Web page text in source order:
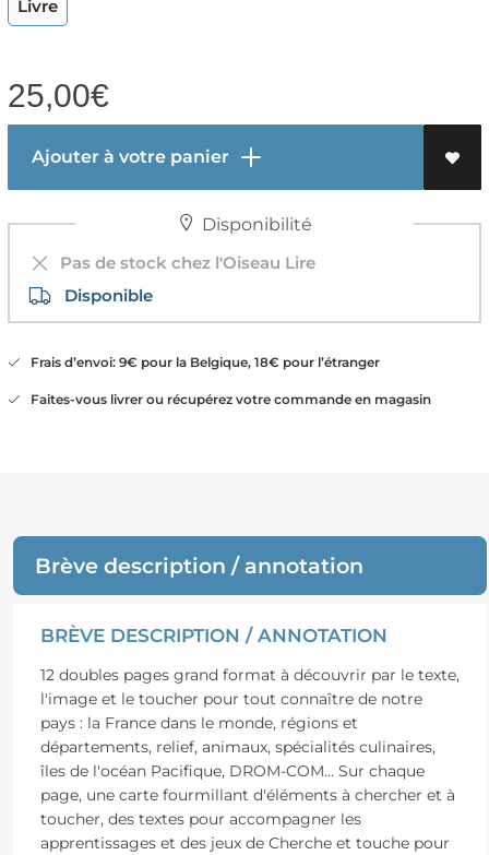
Livre
25,00€
Ajouter à votre panier
Disponibilité
Pas de stock chez l'Oiseau Lire
Disponible
Frais d’envoi: 9€ pour la Belgique, 18€ pour l’étranger
Faites-vous livrer ou récupérez votre commande en magasin
Brève description / annotation
BRÈVE DESCRIPTION / ANNOTATION
12 doubles pages grand format à découvrir par le texte,
l'image et le toucher pour tout connaître de notre
pays : la France dans le monde, régions et
départements, relief, animaux, spécialités culinaires,
îles de l'océan Pacifique, DROM-COM... Sur chaque
page, une carte fourmillant d'éléments à chercher et à
toucher, des textes pour accompagner les
apprentissages et des jeux de Cherche et touche pour